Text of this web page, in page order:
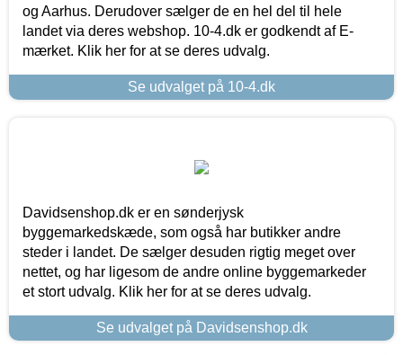
og Aarhus. Derudover sælger de en hel del til hele
landet via deres webshop. 10-4.dk er godkendt af E-
mærket. Klik her for at se deres udvalg.
Se udvalget på 10-4.dk
Davidsenshop.dk er en sønderjysk
byggemarkedskæde, som også har butikker andre
steder i landet. De sælger desuden rigtig meget over
nettet, og har ligesom de andre online byggemarkeder
et stort udvalg. Klik her for at se deres udvalg.
Se udvalget på Davidsenshop.dk